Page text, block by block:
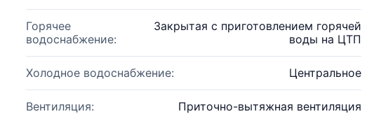
Горячее
водоснабжение:
Закрытая с приготовлением горячей
воды на ЦТП
Холодное водоснабжение: Центральное
Вентиляция: Приточно-вытяжная вентиляция